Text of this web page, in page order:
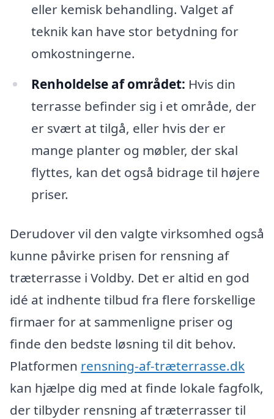
eller kemisk behandling. Valget af
teknik kan have stor betydning for
omkostningerne.
Renholdelse af området: Hvis din
terrasse befinder sig i et område, der
er svært at tilgå, eller hvis der er
mange planter og møbler, der skal
flyttes, kan det også bidrage til højere
priser.
Derudover vil den valgte virksomhed også
kunne påvirke prisen for rensning af
træterrasse i Voldby. Det er altid en god
idé at indhente tilbud fra flere forskellige
firmaer for at sammenligne priser og
finde den bedste løsning til dit behov.
Platformen rensning-af-træterrasse.dk
kan hjælpe dig med at finde lokale fagfolk,
der tilbyder rensning af træterrasser til